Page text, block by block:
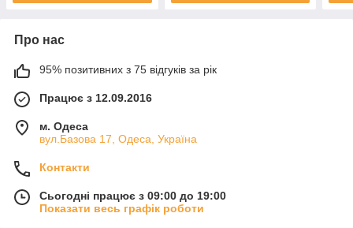
Про нас
95% позитивних з 75 відгуків за рік
Працює з 12.09.2016
м. Одеса
вул.Базова 17, Одеса, Україна
Контакти
Сьогодні працює з 09:00 до 19:00
Показати весь графік роботи